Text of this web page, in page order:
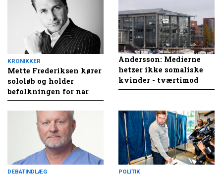
KRONIKKER
Mette Frederiksen kører
sololøb og holder
befolkningen for nar
Andersson: Medierne
hetzer ikke somaliske
kvinder - tværtimod
DEBATINDLÆG POLITIK